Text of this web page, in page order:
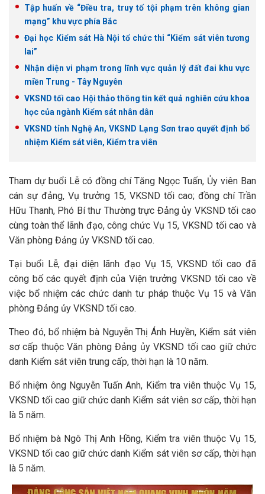
Tập huấn về “Điều tra, truy tố tội phạm trên không gian
mạng” khu vực phía Bắc
Đại học Kiểm sát Hà Nội tổ chức thi “Kiểm sát viên tương
lai”
Nhận diện vi phạm trong lĩnh vực quản lý đất đai khu vực
miền Trung - Tây Nguyên
VKSND tối cao Hội thảo thông tin kết quả nghiên cứu khoa
học của ngành Kiểm sát nhân dân
VKSND tỉnh Nghệ An, VKSND Lạng Sơn trao quyết định bổ
nhiệm Kiểm sát viên, Kiểm tra viên
Tham dự buổi Lễ có đồng chí Tăng Ngọc Tuấn, Ủy viên Ban
cán sự đảng, Vụ trưởng 15, VKSND tối cao; đồng chí Trần
Hữu Thanh, Phó Bí thư Thường trực Đảng ủy VKSND tối cao
cùng toàn thể lãnh đạo, công chức Vụ 15, VKSND tối cao và
Văn phòng Đảng ủy VKSND tối cao.
Tại buổi Lễ, đại diện lãnh đạo Vụ 15, VKSND tối cao đã
công bố các quyết định của Viện trưởng VKSND tối cao về
việc bổ nhiệm các chức danh tư pháp thuộc Vụ 15 và Văn
phòng Đảng ủy VKSND tối cao.
Theo đó, bổ nhiệm bà Nguyễn Thị Ánh Huyền, Kiểm sát viên
sơ cấp thuộc Văn phòng Đảng ủy VKSND tối cao giữ chức
danh Kiểm sát viên trung cấp, thời hạn là 10 năm.
Bổ nhiệm ông Nguyễn Tuấn Anh, Kiểm tra viên thuộc Vụ 15,
VKSND tối cao giữ chức danh Kiểm sát viên sơ cấp, thời hạn
là 5 năm.
Bổ nhiệm bà Ngô Thị Anh Hồng, Kiểm tra viên thuộc Vụ 15,
VKSND tối cao giữ chức danh Kiểm sát viên sơ cấp, thời hạn
là 5 năm.